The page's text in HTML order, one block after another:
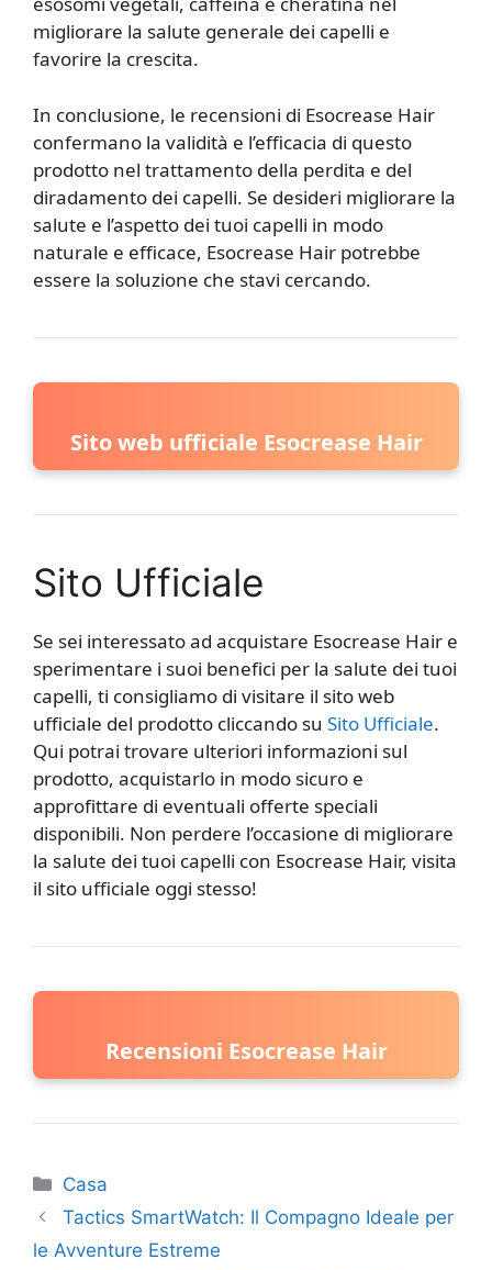
migliorare la salute generale dei capelli e
favorire la crescita.
In conclusione, le recensioni di Esocrease Hair
confermano la validità e l’efficacia di questo
prodotto nel trattamento della perdita e del
diradamento dei capelli. Se desideri migliorare la
salute e l’aspetto dei tuoi capelli in modo
naturale e efficace, Esocrease Hair potrebbe
essere la soluzione che stavi cercando.
Sito web ufficiale Esocrease Hair
Sito Ufficiale
Se sei interessato ad acquistare Esocrease Hair e
sperimentare i suoi benefici per la salute dei tuoi
capelli, ti consigliamo di visitare il sito web
ufficiale del prodotto cliccando su Sito Ufficiale.
Qui potrai trovare ulteriori informazioni sul
prodotto, acquistarlo in modo sicuro e
approfittare di eventuali offerte speciali
disponibili. Non perdere l’occasione di migliorare
la salute dei tuoi capelli con Esocrease Hair, visita
il sito ufficiale oggi stesso!
Recensioni Esocrease Hair
Categorie
Casa
Tactics SmartWatch: Il Compagno Ideale per
le Avventure Estreme